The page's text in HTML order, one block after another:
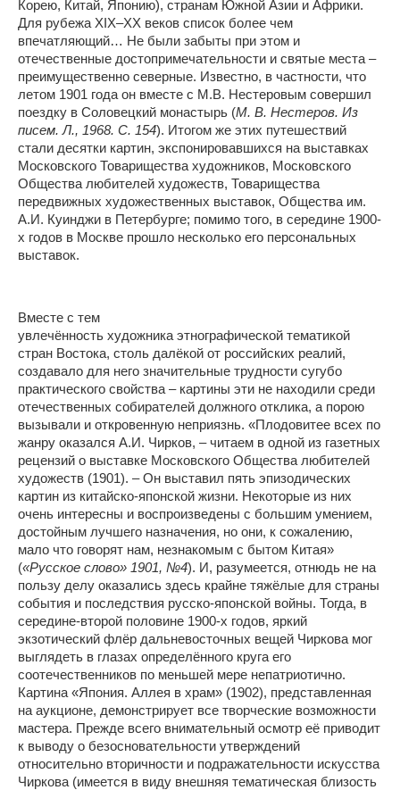
Корею, Китай, Японию), странам Южной Азии и Африки.
Для рубежа XIX–XX веков список более чем
впечатляющий… Не были забыты при этом и
отечественные достопримечательности и святые места –
преимущественно северные. Известно, в частности, что
летом 1901 года он вместе с М.В. Нестеровым совершил
поездку в Соловецкий монастырь (М. В. Нестеров. Из
писем. Л., 1968. С. 154). Итогом же этих путешествий
стали десятки картин, экспонировавшихся на выставках
Московского Товарищества художников, Московского
Общества любителей художеств, Товарищества
передвижных художественных выставок, Общества им.
А.И. Куинджи в Петербурге; помимо того, в середине 1900-
х годов в Москве прошло несколько его персональных
выставок.
Вместе с тем
увлечённость художника этнографической тематикой
стран Востока, столь далёкой от российских реалий,
создавало для него значительные трудности сугубо
практического свойства – картины эти не находили среди
отечественных собирателей должного отклика, а порою
вызывали и откровенную неприязнь. «Плодовитее всех по
жанру оказался А.И. Чирков, – читаем в одной из газетных
рецензий о выставке Московского Общества любителей
художеств (1901). – Он выставил пять эпизодических
картин из китайско-японской жизни. Некоторые из них
очень интересны и воспроизведены с большим умением,
достойным лучшего назначения, но они, к сожалению,
мало что говорят нам, незнакомым с бытом Китая»
(«Русское слово» 1901, №4). И, разумеется, отнюдь не на
пользу делу оказались здесь крайне тяжёлые для страны
события и последствия русско-японской войны. Тогда, в
середине-второй половине 1900-х годов, яркий
экзотический флёр дальневосточных вещей Чиркова мог
выглядеть в глазах определённого круга его
соотечественников по меньшей мере непатриотично.
Картина «Япония. Аллея в храм» (1902), представленная
на аукционе, демонстрирует все творческие возможности
мастера. Прежде всего внимательный осмотр её приводит
к выводу о безосновательности утверждений
относительно вторичности и подражательности искусства
Чиркова (имеется в виду внешняя тематическая близость